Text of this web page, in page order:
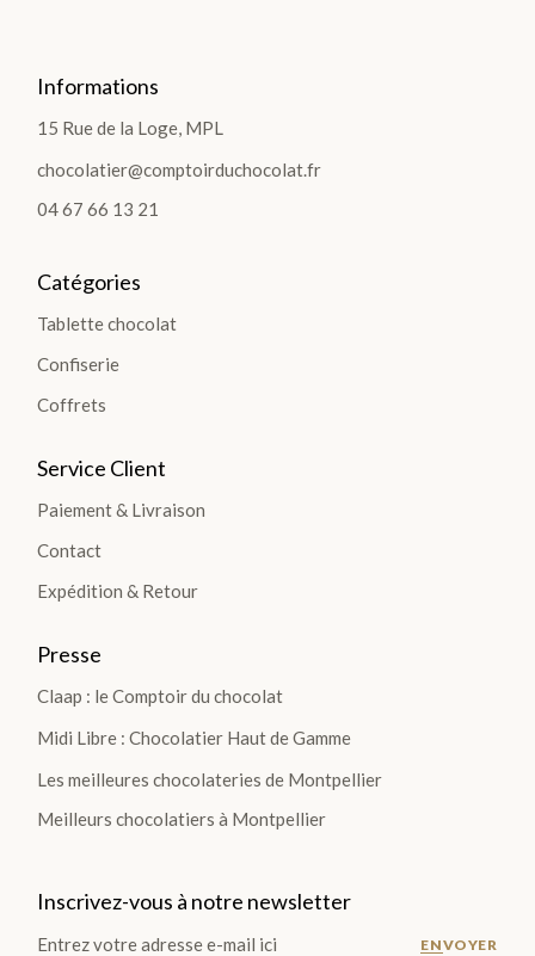
LES
COF
FRE
>
LES
PLA
NTA
TIO
NS
>
Les
Noir
Informations
15 Rue de la Loge, MPL
chocolatier@comptoirduchocolat.fr
04 67 66 13 21
Catégories
Tablette chocolat
Confiserie
Coffrets
Service Client
Paiement & Livraison
Contact
Expédition & Retour
Presse
Claap : le Comptoir du chocolat
Midi Libre : Chocolatier Haut de Gamme
Les meilleures chocolateries de Montpellier
Meilleurs chocolatiers à Montpellier
Inscrivez-vous à notre newsletter
ENVOYER